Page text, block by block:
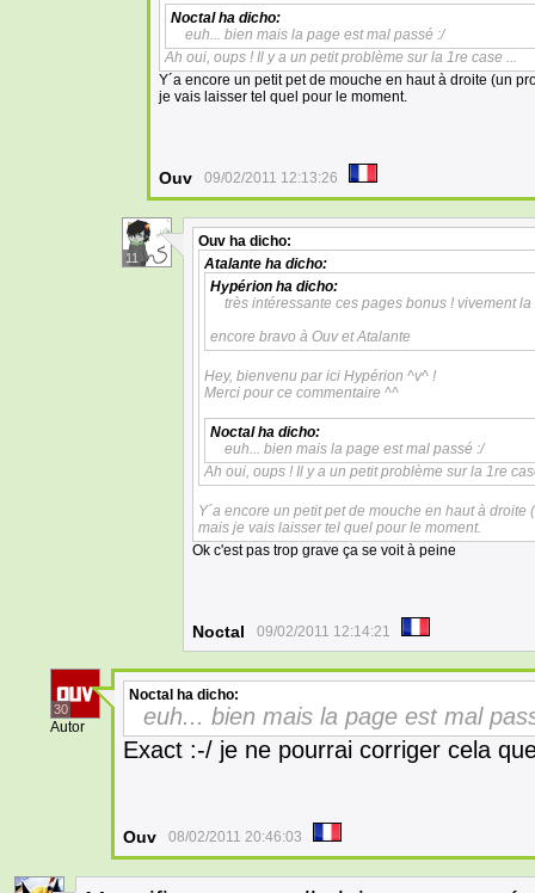
Noctalha dicho:
euh... bien mais la page est mal passé :/
Ah oui, oups ! Il y a un petit problème sur la 1re case ...
Y´a encore un petit pet de mouche en haut à droite (un
je vais laisser tel quel pour le moment.
Ouv 09/02/2011 12:13:26
11
Ouv ha dicho:
Atalante ha dicho:
Hypérion ha dicho:
très intéressante ces pages bonus ! vivement la
encore bravo à Ouv et Atalante
Hey, bienvenu par ici Hypérion ^v^ !
Merci pour ce commentaire ^^
Noctalha dicho:
euh... bien mais la page est mal passé :/
Ah oui, oups ! Il y a un petit problème sur la 1re
Y´a encore un petit pet de mouche en haut à
mais je vais laisser tel quel pour le moment.
Ok c'est pas trop grave ça se voit à peine
Noctal 09/02/2011 12:14:21
30
Autor
Noctal ha dicho:
euh... bien mais la page est mal
Exact :-/ je ne pourrai corriger cela
Ouv 08/02/2011 20:46:03